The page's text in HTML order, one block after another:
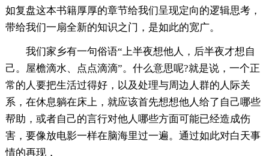
如复盘这本书籍厚厚的章节给我们呈现定向的逻辑思考，
带给我们一扇全新的知识之门，是如此的宽广。
我们家乡有一句俗语“上半夜想他人，后半夜才想自
己。屋檐滴水、点点滴滴”。什么意思呢?就是说，一个正
常的人要把生活过得好，以及处理与周边人群的人际关
系，在休息躺在床上，就应该首先想想他人给了自己哪些
帮助，或者自己的言行对他人哪些方面可能已经造成伤
害，要像放电影一样在脑海里过一遍。通过如此对白天事
情的再现，